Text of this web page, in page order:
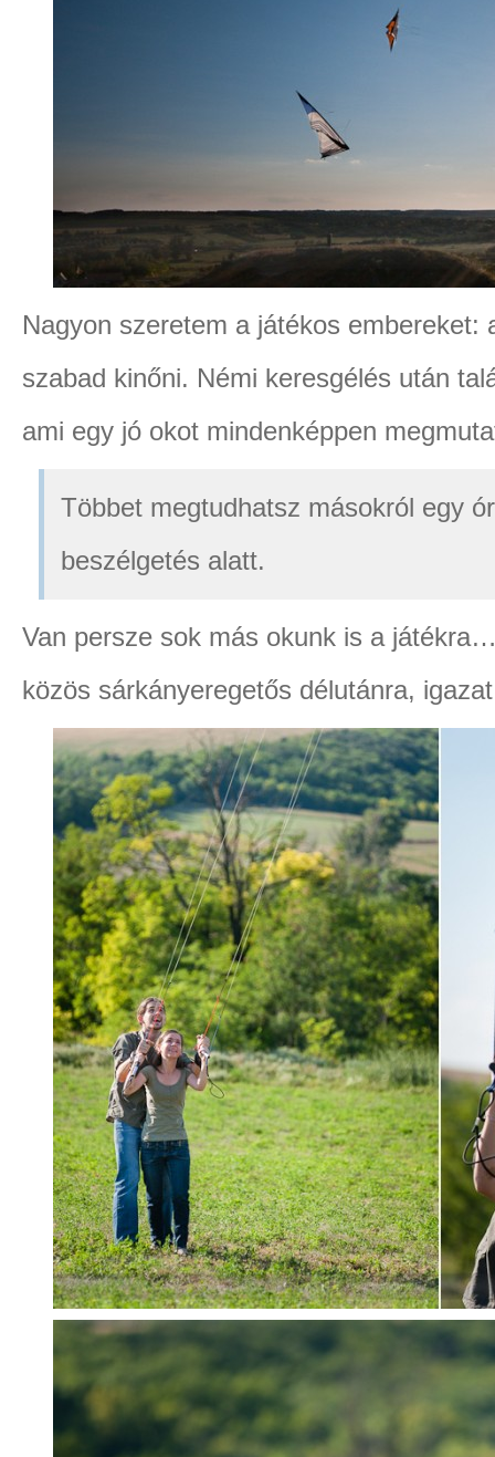
Nagyon szeretem a játékos embereket:
szabad kinőni. Némi keresgélés után
ami egy jó okot mindenképpen
Többet megtudhatsz másokról egy
beszélgetés alatt.
Van persze sok más okunk is a
közös sárkányeregetős délutánra,